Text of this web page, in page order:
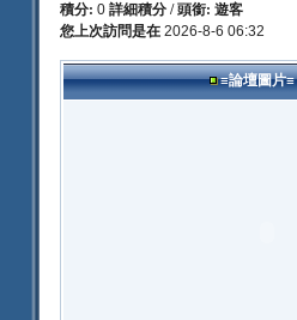
積分: 0 詳細積分/ 頭銜: 遊客
您上次訪問是在 2026-8-6 06:32
≡論壇圖片≡